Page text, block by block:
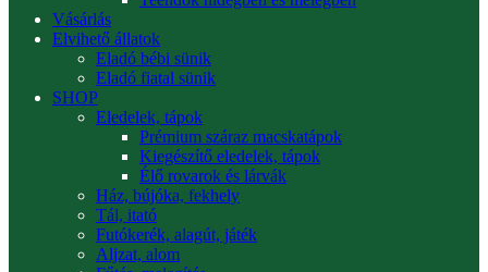
Vásárlás
Elvihető állatok
Eladó bébi sünik
Eladó fiatal sünik
SHOP
Eledelek, tápok
Prémium száraz macskatápok
Kiegészítő eledelek, tápok
Élő rovarok és lárvák
Ház, bújóka, fekhely
Tál, itató
Futókerék, alagút, játék
Aljzat, alom